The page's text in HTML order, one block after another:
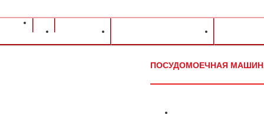
Оборудование для ресторанов и кафе
ПОСУДОМОЕЧНАЯ МАШИНА